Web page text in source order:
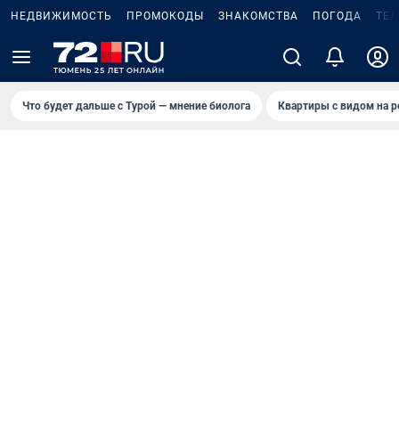
НЕДВИЖИМОСТЬ ПРОМОКОДЫ ЗНАКОМСТВА ПОГОДА
Что будет дальше с Турой — мнение биолога Квартиры с видом на